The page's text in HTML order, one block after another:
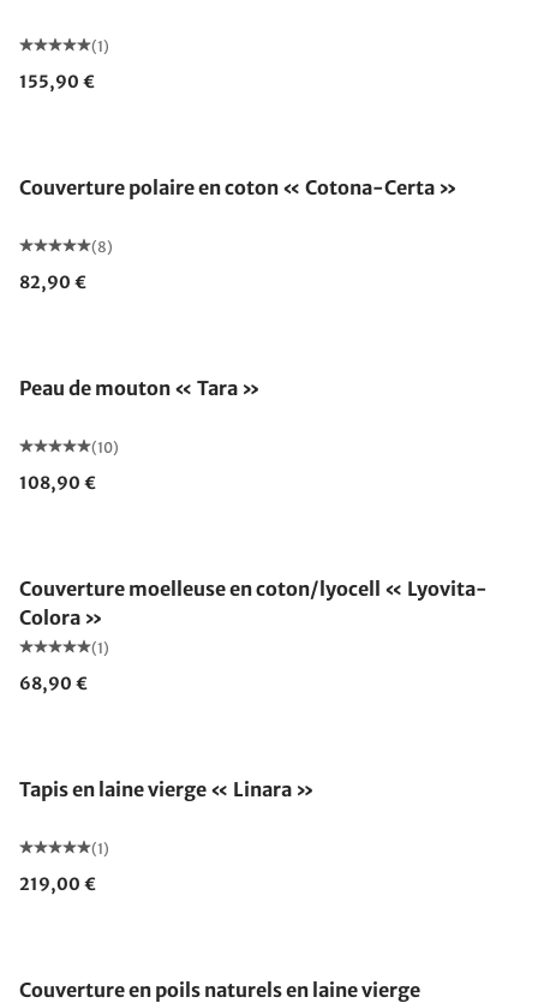
(1)
155,90 €
Couverture polaire en coton « Cotona-Certa »
(8)
82,90 €
Peau de mouton « Tara »
(10)
108,90 €
Couverture moelleuse en coton/lyocell « Lyovita-
Colora »
(1)
68,90 €
Tapis en laine vierge « Linara »
(1)
219,00 €
Couverture en poils naturels en laine vierge